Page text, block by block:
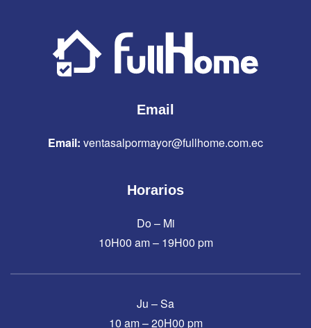
Email
Email: ventasalpormayor@fullhome.com.ec
Horarios
Do – Mi
10H00 am – 19H00 pm
Ju – Sa
10 am – 20H00 pm